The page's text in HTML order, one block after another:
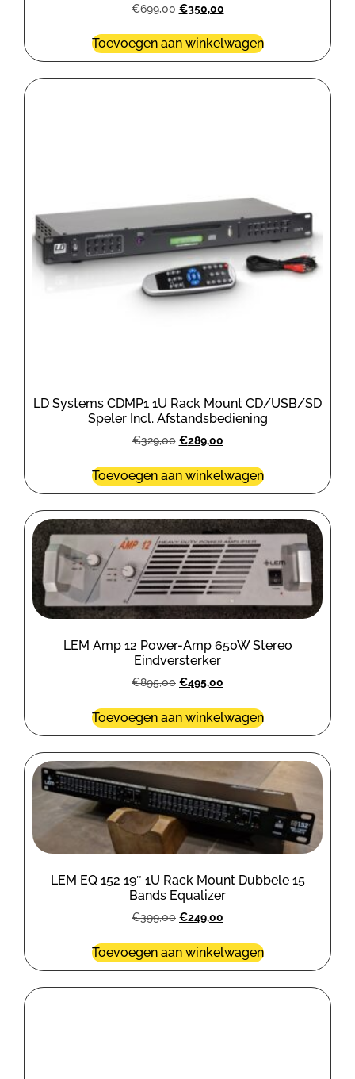
€699,00 €350,00
Toevoegen aan winkelwagen
LD Systems CDMP1 1U Rack Mount CD/USB/SD
Speler Incl. Afstandsbediening
€329,00 €289,00
Toevoegen aan winkelwagen
LEM Amp 12 Power-Amp 650W Stereo
Eindversterker
€895,00 €495,00
Toevoegen aan winkelwagen
LEM EQ 152 19″ 1U Rack Mount Dubbele 15
Bands Equalizer
€399,00 €249,00
Toevoegen aan winkelwagen